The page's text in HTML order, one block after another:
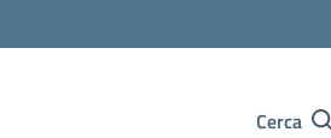
Cerca